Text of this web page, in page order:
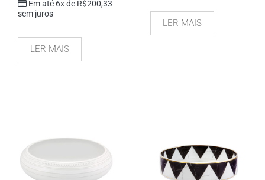
Em até 6x de R$200,33
sem juros
LER MAIS
LER MAIS